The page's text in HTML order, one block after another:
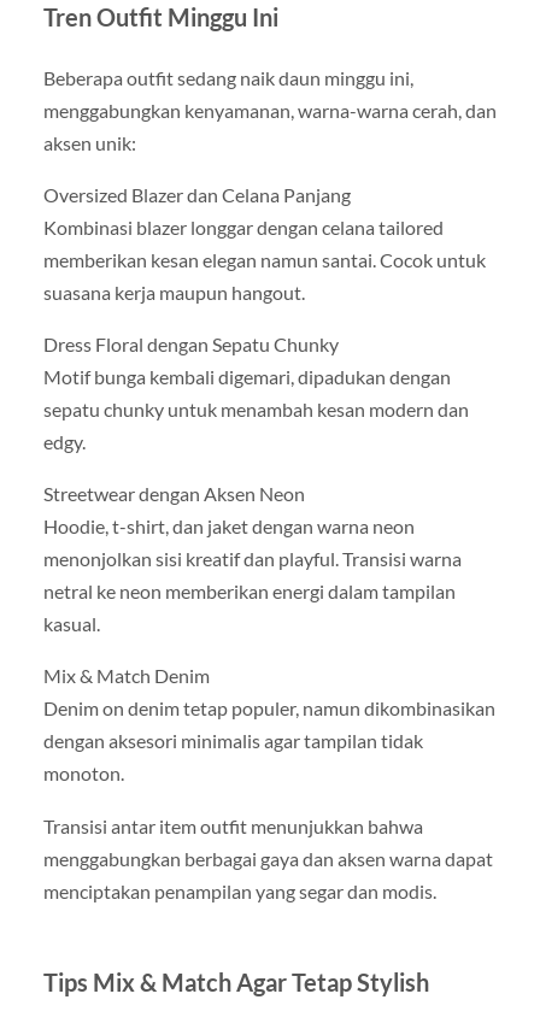
Tren Outfit Minggu Ini
Beberapa outfit sedang naik daun minggu ini,
menggabungkan kenyamanan, warna-warna cerah, dan
aksen unik:
Oversized Blazer dan Celana Panjang
Kombinasi blazer longgar dengan celana tailored
memberikan kesan elegan namun santai. Cocok untuk
suasana kerja maupun hangout.
Dress Floral dengan Sepatu Chunky
Motif bunga kembali digemari, dipadukan dengan
sepatu chunky untuk menambah kesan modern dan
edgy.
Streetwear dengan Aksen Neon
Hoodie, t-shirt, dan jaket dengan warna neon
menonjolkan sisi kreatif dan playful. Transisi warna
netral ke neon memberikan energi dalam tampilan
kasual.
Mix & Match Denim
Denim on denim tetap populer, namun dikombinasikan
dengan aksesori minimalis agar tampilan tidak
monoton.
Transisi antar item outfit menunjukkan bahwa
menggabungkan berbagai gaya dan aksen warna dapat
menciptakan penampilan yang segar dan modis.
Tips Mix & Match Agar Tetap Stylish